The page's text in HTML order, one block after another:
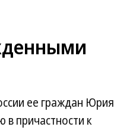
ее граждан Юрия
причастности к